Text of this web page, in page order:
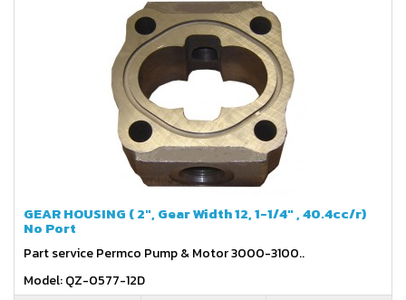
GEAR HOUSING ( 2", Gear Width 12, 1-1/4" , 40.4cc/r)
No Port
Part service Permco Pump & Motor 3000-3100..
Model: QZ-0577-12D